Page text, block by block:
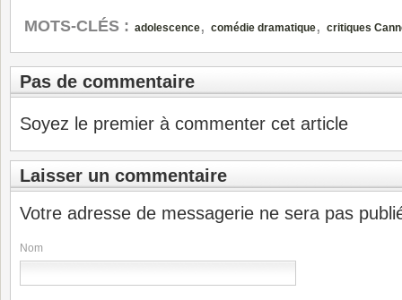
MOTS-CLÉS : adolescence, comédie dramatique, critiques
Pas de commentaire
Soyez le premier à commenter cet article
Laisser un commentaire
Votre adresse de messagerie ne sera pas
Nom